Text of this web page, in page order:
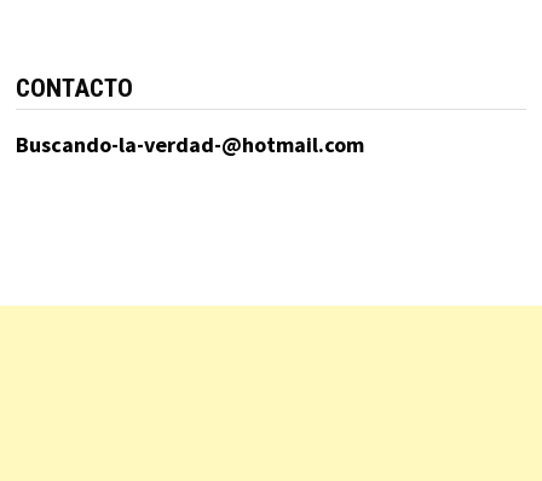
CONTACTO
Buscando-la-verdad-@hotmail.com